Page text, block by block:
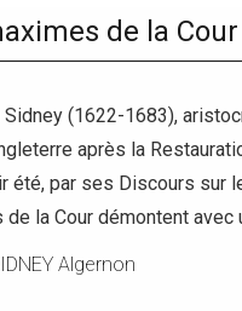
de la
Sidney (1622-1683),
après la
été, par ses Discours sur
de la Cour démontent
Algernon